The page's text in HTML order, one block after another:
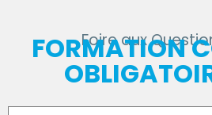
Foire aux
FORMATION